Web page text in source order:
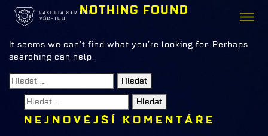
NOTHING FOUND
It seems we can’t find what you’re looking for. Perhaps
searching can help.
Vyhledávání
Vyhledávání
NEJNOVĚJŠÍ KOMENTÁŘE